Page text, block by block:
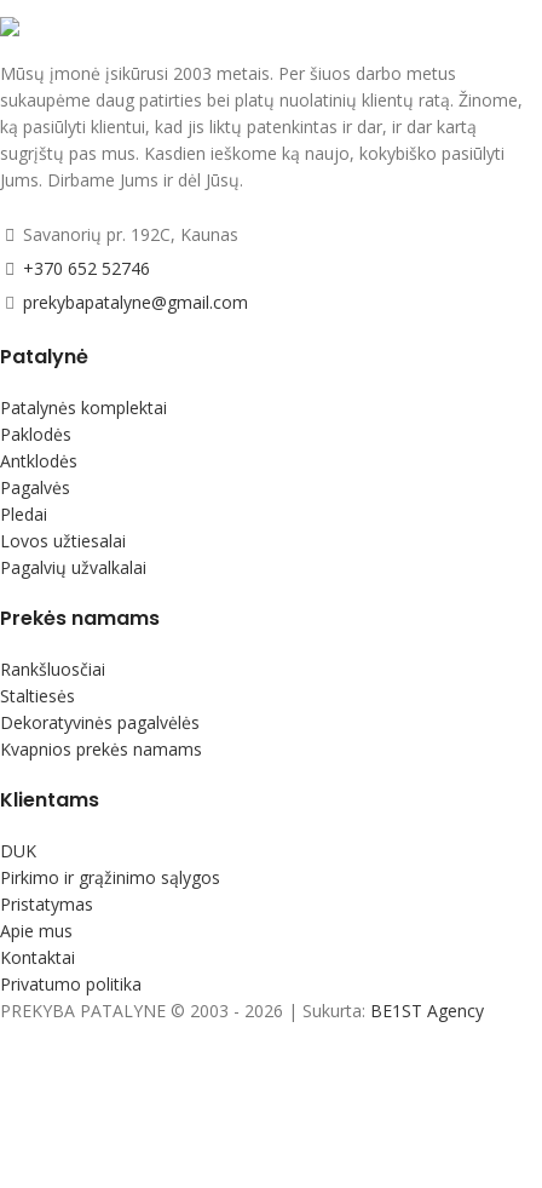
Mūsų įmonė įsikūrusi 2003 metais. Per šiuos darbo metus
sukaupėme daug patirties bei platų nuolatinių klientų ratą. Žinome,
ką pasiūlyti klientui, kad jis liktų patenkintas ir dar, ir dar kartą
sugrįštų pas mus. Kasdien ieškome ką naujo, kokybiško pasiūlyti
Jums. Dirbame Jums ir dėl Jūsų.
Savanorių pr. 192C, Kaunas
+370 652 52746
prekybapatalyne@gmail.com
Patalynė
Patalynės komplektai
Paklodės
Antklodės
Pagalvės
Pledai
Lovos užtiesalai
Pagalvių užvalkalai
Prekės namams
Rankšluosčiai
Staltiesės
Dekoratyvinės pagalvėlės
Kvapnios prekės namams
Klientams
DUK
Pirkimo ir grąžinimo sąlygos
Pristatymas
Apie mus
Kontaktai
Privatumo politika
PREKYBA PATALYNE © 2003 - 2026 | Sukurta: BE1ST Agency